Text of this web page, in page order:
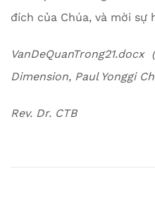
đích của Chúa, và mời sự
Dimension, Paul Yonggi
Rev. Dr. CTB